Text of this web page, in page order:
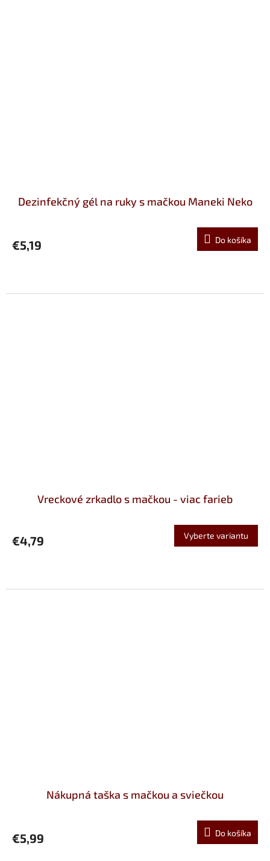
Dezinfekčný gél na ruky s mačkou Maneki Neko
€5,19 Do košíka
Vreckové zrkadlo s mačkou - viac farieb
€4,79 Vyberte variantu
Nákupná taška s mačkou a sviečkou
€5,99 Do košíka